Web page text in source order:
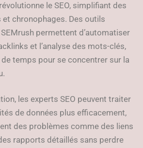
le SEO, simplifiant des
chronophages. Des outils
permettent d’automatiser
et l’analyse des mots-clés,
de temps pour se concentrer sur la
les experts SEO peuvent traiter
de données plus efficacement,
des problèmes comme des liens
rapports détaillés sans perdre